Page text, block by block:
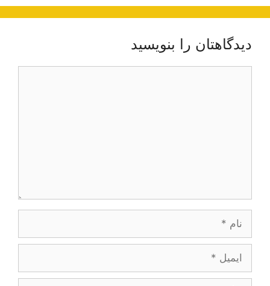
دیدگاهتان را بنویسید